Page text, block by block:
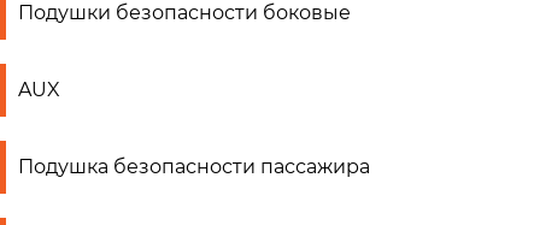
Подушки безопасности боковые
AUX
Подушка безопасности пассажира